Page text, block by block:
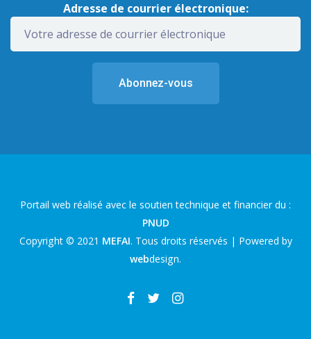
Adresse de courrier électronique:
Portail web réalisé avec le soutien technique et financier du :
PNUD
Copyright © 2021 MEFAI. Tous droits réservés | Powered by
webdesign.